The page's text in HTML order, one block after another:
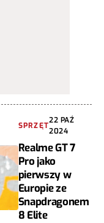
SPRZĘT
22 PAŹ
2024
Realme GT 7
Pro jako
pierwszy w
Europie ze
Snapdragonem
8 Elite